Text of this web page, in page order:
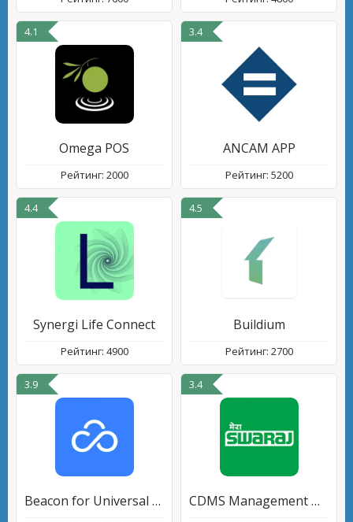
4.1
Omega POS
Рейтинг: 2000
3.4
ANCAM APP
Рейтинг: 5200
4.4
Synergi Life Connect
Рейтинг: 4900
4.5
Buildium
Рейтинг: 2700
3.9
Beacon for Universal Robots
3.4
CDMS Management Dashboard